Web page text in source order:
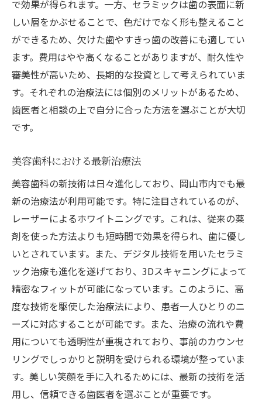
で効果が得られます。一方、セラミックは歯の表面に新
しい層をかぶせることで、色だけでなく形も整えること
ができるため、欠けた歯やすきっ歯の改善にも適してい
ます。費用はやや高くなることがありますが、耐久性や
審美性が高いため、長期的な投資として考えられていま
す。それぞれの治療法には個別のメリットがあるため、
歯医者と相談の上で自分に合った方法を選ぶことが大切
です。
美容歯科における最新治療法
美容歯科の新技術は日々進化しており、岡山市内でも最
新の治療法が利用可能です。特に注目されているのが、
レーザーによるホワイトニングです。これは、従来の薬
剤を使った方法よりも短時間で効果を得られ、歯に優し
いとされています。また、デジタル技術を用いたセラミ
ック治療も進化を遂げており、3Dスキャニングによって
精密なフィットが可能になっています。このように、高
度な技術を駆使した治療法により、患者一人ひとりのニ
ーズに対応することが可能です。また、治療の流れや費
用についても透明性が重視されており、事前のカウンセ
リングでしっかりと説明を受けられる環境が整っていま
す。美しい笑顔を手に入れるためには、最新の技術を活
用し、信頼できる歯医者を選ぶことが重要です。